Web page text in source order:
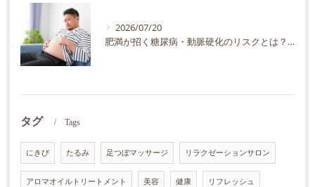
2026/07/20
肥満が招く糖尿病・動脈硬化のリスクとは？30代40代男性が今すぐ始めたい予防法を徹底解説
タグ Tags
にきび たるみ 足つぼマッサージ リラクゼーションサロン
アロマオイルトリートメント 美容 健康 リフレッシュ